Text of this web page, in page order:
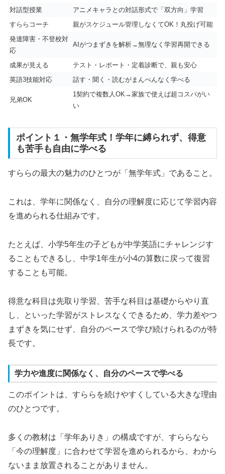
対話型授業
アニメキャラとの対話形式で「双方向」学習
すららコーチ
親がスケジュール管理しなくてOK！丸投げ可能
発達障害・不登校対
応
AIがつまずきを解析→無理なく学習再開できる
成果が見える
テスト・レポート・定着診断で、親も安心
英語3技能対応
話す・聞く・読むがまんべんなく学べる
兄弟OK
1契約で複数人OK→家族で使えば超コスパがい
い
ポイント１・無学年式！学年に縛られず、得意
も苦手も自由に学べる
すららの最大の魅力のひとつが「無学年式」であること。
これは、学年に関係なく、自分の理解度に応じて学習内容
を進められる仕組みです。
たとえば、小学5年生の子どもが中学英語にチャレンジす
ることもできるし、中学1年生が小4の算数に戻って復習
することも可能。
得意な科目は先取り学習、苦手な科目は基礎からやり直
し、といった学習がストレスなくできるため、学力差やつ
まずきを気にせず、自分のペースで学び続けられるのが特
長です。
学力や進度に関係なく、自分のペースで学べる
このポイントは、すららを続けやすくしている大きな理由
のひとつです。
多くの教材は「学年ありき」の構成ですが、すららなら
「今の理解度」に合わせて学習を進められるから、わから
ないまま放置されることがありません。